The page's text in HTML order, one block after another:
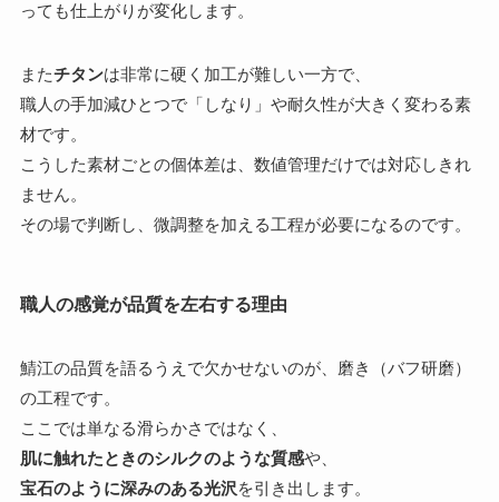
っても仕上がりが変化します。
またチタンは非常に硬く加工が難しい一方で、
職人の手加減ひとつで「しなり」や耐久性が大きく変わる素
材です。
こうした素材ごとの個体差は、数値管理だけでは対応しきれ
ません。
その場で判断し、微調整を加える工程が必要になるのです。
職人の感覚が品質を左右する理由
鯖江の品質を語るうえで欠かせないのが、磨き（バフ研磨）
の工程です。
ここでは単なる滑らかさではなく、
肌に触れたときのシルクのような質感や、
宝石のように深みのある光沢を引き出します。